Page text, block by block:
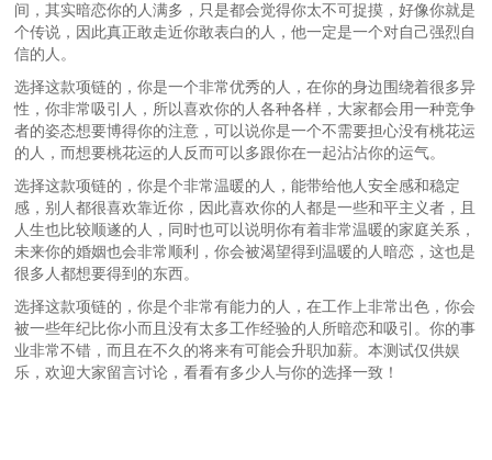
间，其实暗恋你的人满多，只是都会觉得你太不可捉摸，好像你就是
个传说，因此真正敢走近你敢表白的人，他一定是一个对自己强烈自
信的人。
选择这款项链的，你是一个非常优秀的人，在你的身边围绕着很多异
性，你非常吸引人，所以喜欢你的人各种各样，大家都会用一种竞争
者的姿态想要博得你的注意，可以说你是一个不需要担心没有桃花运
的人，而想要桃花运的人反而可以多跟你在一起沾沾你的运气。
选择这款项链的，你是个非常温暖的人，能带给他人安全感和稳定
感，别人都很喜欢靠近你，因此喜欢你的人都是一些和平主义者，且
人生也比较顺遂的人，同时也可以说明你有着非常温暖的家庭关系，
未来你的婚姻也会非常顺利，你会被渴望得到温暖的人暗恋，这也是
很多人都想要得到的东西。
选择这款项链的，你是个非常有能力的人，在工作上非常出色，你会
被一些年纪比你小而且没有太多工作经验的人所暗恋和吸引。你的事
业非常不错，而且在不久的将来有可能会升职加薪。本测试仅供娱
乐，欢迎大家留言讨论，看看有多少人与你的选择一致！